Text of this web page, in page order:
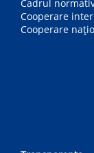
Cadrul
Cooperare
Cooperare